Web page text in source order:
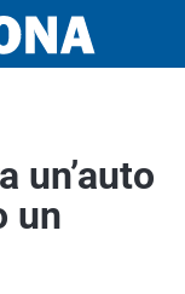
un’auto
un